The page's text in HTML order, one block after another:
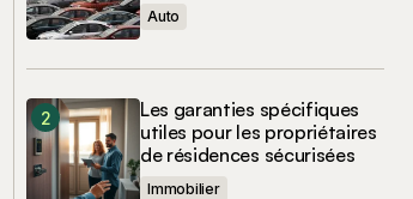
Auto
Les garanties spécifiques
utiles pour les propriétaires
de résidences sécurisées
Immobilier